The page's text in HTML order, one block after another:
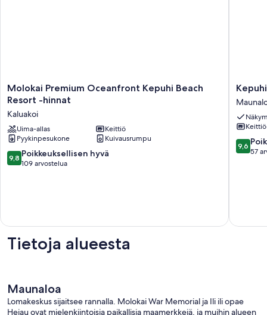
Molokai
Premium
Kepuhi
Beach
Resort
-
hinnat
Molokai Premium Oceanfront Kepuhi Beach
Resort -hinnat
Kaluakoi
Uima-allas
Keittiö
Pyykinpesukone
Kuivausrumpu
9.8
kautta
9,8 Poikkeuksellisen hyvä
109 arvostelua
Kepuhi
Beach
Resort
#
2202
-
Paradise
Keittiö
9.6
kautta
9,6
57
Tietoja alueesta
Maunaloa
Lomakeskus sijaitsee rannalla. Molokai War Memorial ja Ili ili opae
Heiau ovat mielenkiintoisia paikallisia maamerkkejä, ja muihin alueen